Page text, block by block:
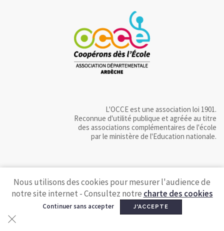
L'OCCE est une association loi 1901.
Reconnue d'utilité publique et agréée au titre
des associations complémentaires de l'école
par le ministère de l'Education nationale.
Nous utilisons des cookies pour mesurer l'audience de
notre site internet - Consultez notre charte des cookies
Continuer sans accepter J'ACCEPTE